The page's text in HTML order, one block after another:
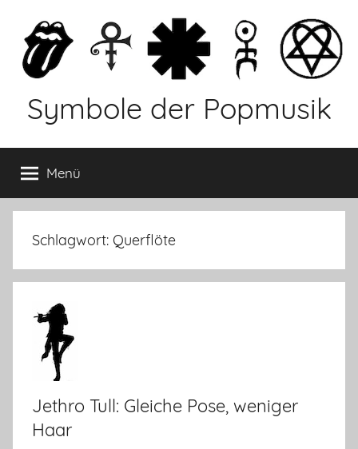
Inhalt
springen
Symbole der Popmusik
Menü
Schlagwort: Querflöte
Jethro Tull: Gleiche Pose, weniger
Haar